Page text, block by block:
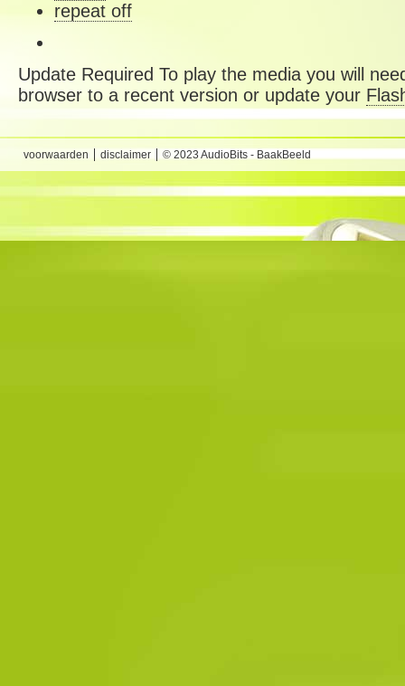
repeat off
Update Required To play the media you will
browser to a recent version or update your
voorwaarden disclaimer © 2023 AudioBits - BaakBeeld